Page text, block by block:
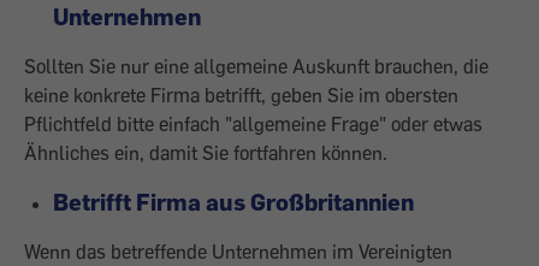
Unternehmen
Sollten Sie nur eine allgemeine Auskunft brauchen, die
keine konkrete Firma betrifft, geben Sie im obersten
Pflichtfeld bitte einfach "allgemeine Frage" oder etwas
Ähnliches ein, damit Sie fortfahren können.
Betrifft Firma aus Großbritannien
Wenn das betreffende Unternehmen im Vereinigten